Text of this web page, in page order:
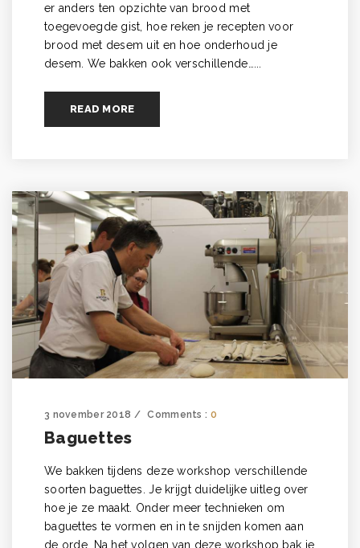
er anders ten opzichte van brood met
toegevoegde gist, hoe reken je recepten voor
brood met desem uit en hoe onderhoud je
desem. We bakken ook verschillende…...
READ MORE
3 november 2018 Comments : 0
Baguettes
We bakken tijdens deze workshop verschillende
soorten baguettes. Je krijgt duidelijke uitleg over
hoe je ze maakt. Onder meer technieken om
baguettes te vormen en in te snijden komen aan
de orde. Na het volgen van deze workshop bak je